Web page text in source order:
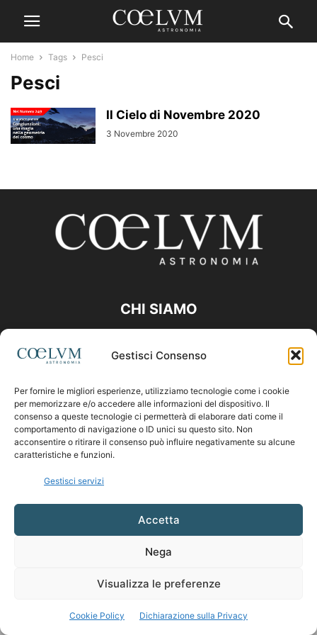
Gestisci Consenso
Per fornire le migliori esperienze, utilizziamo tecnologie come i cookie
per memorizzare e/o accedere alle informazioni del dispositivo. Il
consenso a queste tecnologie ci permetterà di elaborare dati come il
comportamento di navigazione o ID unici su questo sito. Non
acconsentire o ritirare il consenso può influire negativamente su alcune
caratteristiche e funzioni.
Gestisci servizi
Accetta
Nega
Visualizza le preferenze
Cookie Policy Dichiarazione sulla Privacy
Home Tags Pesci
Pesci
Il Cielo di Novembre 2020
3 Novembre 2020
CHI SIAMO
Contattaci:coelumastro@coelum.com
SEGUICI